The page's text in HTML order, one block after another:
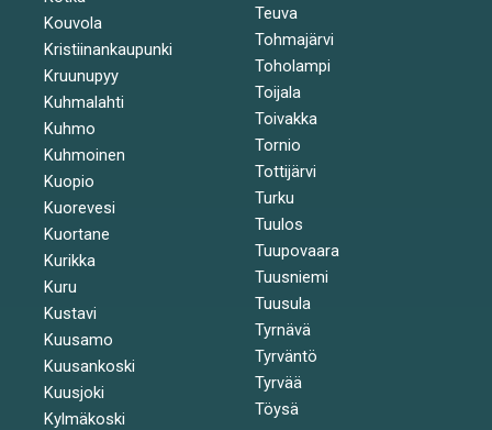
Kouvola
Kristiinankaupunki
Kruunupyy
Kuhmalahti
Kuhmo
Kuhmoinen
Kuopio
Kuorevesi
Kuortane
Kurikka
Kuru
Kustavi
Kuusamo
Kuusankoski
Kuusjoki
Kylmäkoski
Teuva
Tohmajärvi
Toholampi
Toijala
Toivakka
Tornio
Tottijärvi
Turku
Tuulos
Tuupovaara
Tuusniemi
Tuusula
Tyrnävä
Tyrväntö
Tyrvää
Töysä